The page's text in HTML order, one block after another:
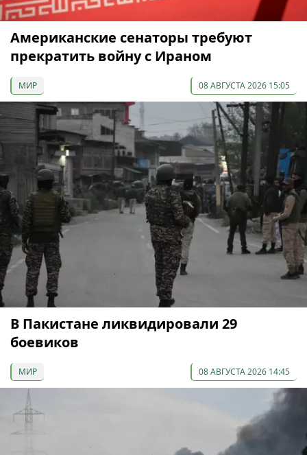
Американские сенаторы требуют
прекратить войну с Ираном
МИР 08 АВГУСТА 2026 15:05
В Пакистане ликвидировали 29
боевиков
МИР 08 АВГУСТА 2026 14:45